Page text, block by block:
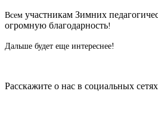
Всем участникам Зимних
огромную благодарность!
Дальше будет еще интереснее!
Расскажите о нас в социальных сетях